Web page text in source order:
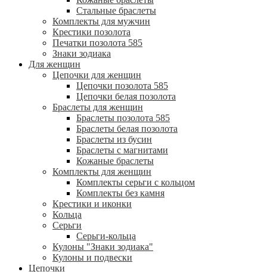
Стальные браслеты
Комплекты для мужчин
Крестики позолота
Печатки позолота 585
Знаки зодиака
Для женщин
Цепочки для женщин
Цепочки позолота 585
Цепочки белая позолота
Браслеты для женщин
Браслеты позолота 585
Браслеты белая позолота
Браслеты из бусин
Браслеты с магнитами
Кожаные браслеты
Комплекты для женщин
Комплекты серьги с кольцом
Комплекты без камня
Крестики и иконки
Кольца
Серьги
Серьги-кольца
Кулоны "Знаки зодиака"
Кулоны и подвески
Цепочки